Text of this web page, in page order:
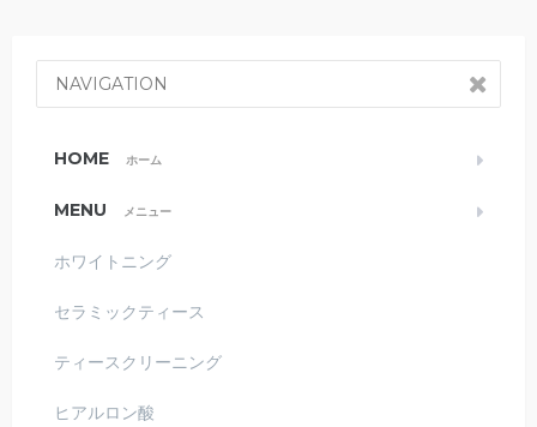
NAVIGATION
HOME ホーム
MENU メニュー
ホワイトニング
セラミックティース
ティースクリーニング
ヒアルロン酸